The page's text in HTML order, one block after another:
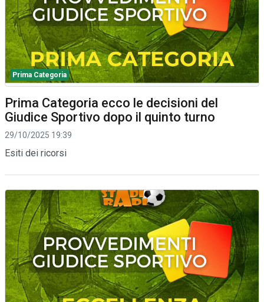
Prima Categoria
Prima Categoria ecco le decisioni del
Giudice Sportivo dopo il quinto turno
29/10/2025 19:39
Esiti dei ricorsi